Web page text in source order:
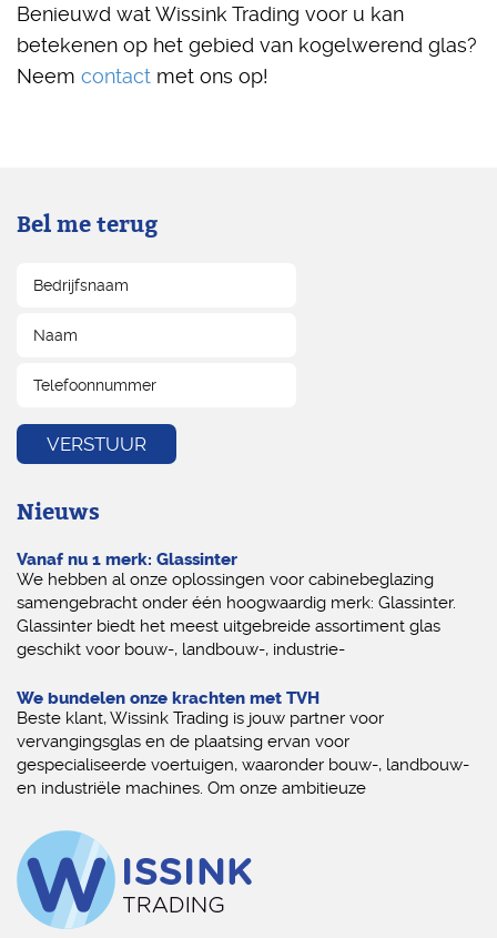
Benieuwd wat Wissink Trading voor u kan
betekenen op het gebied van kogelwerend glas?
Neem contact met ons op!
Bel me terug
Nieuws
Vanaf nu 1 merk: Glassinter
We hebben al onze oplossingen voor cabinebeglazing
samengebracht onder één hoogwaardig merk: Glassinter.
Glassinter biedt het meest uitgebreide assortiment glas
geschikt voor bouw-, landbouw-, industrie-
We bundelen onze krachten met TVH
Beste klant, Wissink Trading is jouw partner voor
vervangingsglas en de plaatsing ervan voor
gespecialiseerde voertuigen, waaronder bouw-, landbouw-
en industriële machines. Om onze ambitieuze